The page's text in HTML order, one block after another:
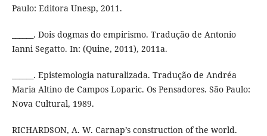
Paulo: Editora Unesp, 2011.
______. Dois dogmas do empirismo. Tradução de Antonio
Ianni Segatto. In: (Quine, 2011), 2011a.
______. Epistemologia naturalizada. Tradução de Andréa
Maria Altino de Campos Loparic. Os Pensadores. São Paulo:
Nova Cultural, 1989.
RICHARDSON, A. W. Carnap’s construction of the world.